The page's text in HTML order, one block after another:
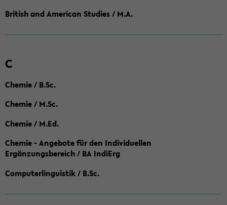
British and American Studies / M.A.
C
Chemie / B.Sc.
Chemie / M.Sc.
Chemie / M.Ed.
Chemie - Angebote für den Individuellen
Ergänzungsbereich / BA IndiErg
Computerlinguistik / B.Sc.